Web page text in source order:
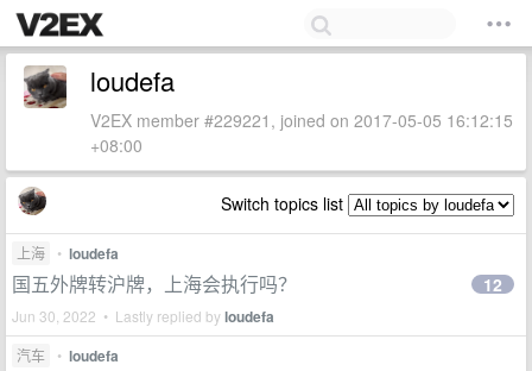
loudefa
V2EX member #229221, joined on 2017-05-05 16:12:15
+08:00
Switch topics list
上海 • loudefa
国五外牌转沪牌，上海会执行吗？
Jun 30, 2022 • Lastly replied byloudefa
12
汽车 • loudefa